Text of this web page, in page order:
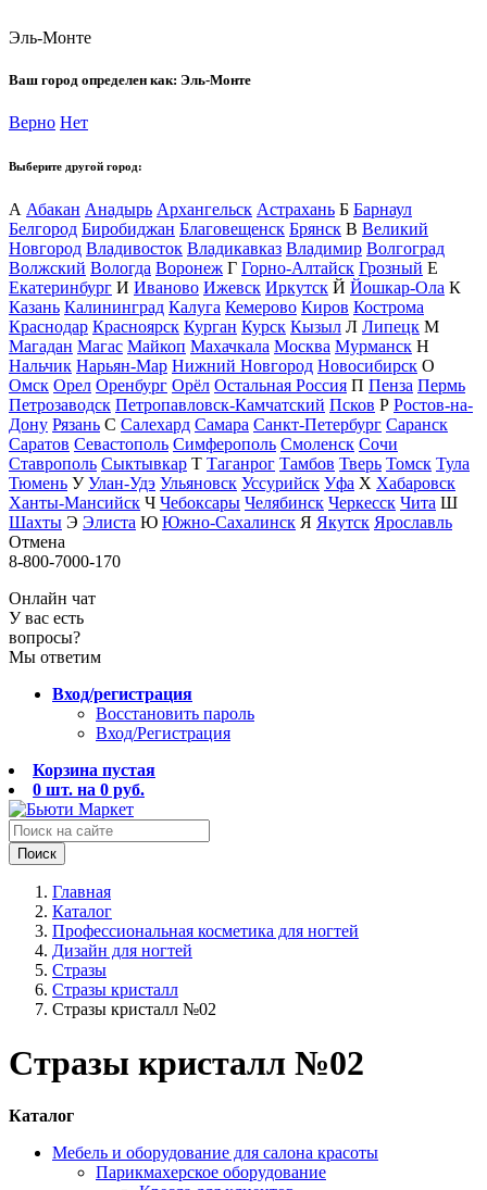
Эль-Монте
Ваш город определен как: Эль-Монте
Верно Нет
Выберите другой город:
А Абакан Анадырь Архангельск Астрахань Б Барнаул
Белгород Биробиджан Благовещенск Брянск В Великий
Новгород Владивосток Владикавказ Владимир Волгоград
Волжский Вологда Воронеж Г Горно-Алтайск Грозный Е
Екатеринбург И Иваново Ижевск Иркутск Й Йошкар-Ола К
Казань Калининград Калуга Кемерово Киров Кострома
Краснодар Красноярск Курган Курск Кызыл Л Липецк М
Магадан Магас Майкоп Махачкала Москва Мурманск Н
Нальчик Нарьян-Мар Нижний Новгород Новосибирск О
Омск Орел Оренбург Орёл Остальная Россия П Пенза Пермь
Петрозаводск Петропавловск-Камчатский Псков Р Ростов-на-
Дону Рязань С Салехард Самара Санкт-Петербург Саранск
Саратов Севастополь Симферополь Смоленск Сочи
Ставрополь Сыктывкар Т Таганрог Тамбов Тверь Томск Тула
Тюмень У Улан-Удэ Ульяновск Уссурийск Уфа Х Хабаровск
Ханты-Мансийск Ч Чебоксары Челябинск Черкесск Чита Ш
Шахты Э Элиста Ю Южно-Сахалинск Я Якутск Ярославль
Отмена
8-800-7000-170
Онлайн чат
У вас есть
вопросы?
Мы ответим
Вход/регистрация
Восстановить пароль
Вход/Регистрация
Корзина пустая
0 шт. на 0 руб.
Поиск
Главная
Каталог
Профессиональная косметика для ногтей
Дизайн для ногтей
Стразы
Стразы кристалл
Стразы кристалл №02
Стразы кристалл №02
Каталог
Мебель и оборудование для салона красоты
Парикмахерское оборудование